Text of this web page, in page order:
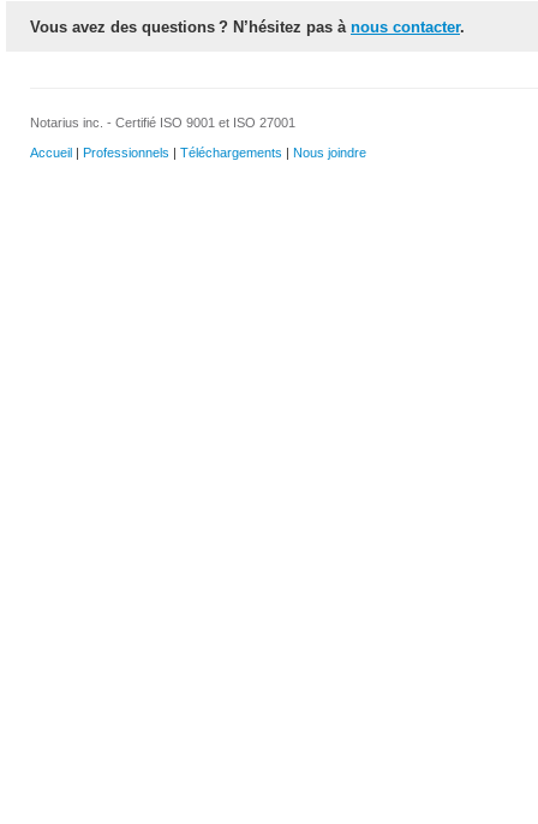
Vous avez des questions ? N’hésitez pas à nous contacter.
Notarius inc. - Certifié ISO 9001 et ISO 27001
Accueil | Professionnels | Téléchargements | Nous joindre